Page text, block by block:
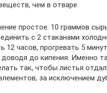
чем в отваре
простое: 10 граммов
с 2 стаканами
12 часов, прогревать 5
доводя до кипения. Именно
так, чтобы листья
за исключением